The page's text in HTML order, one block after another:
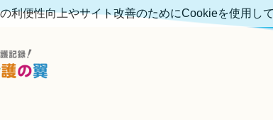
利便性向上やサイト改善のためにCookieを使用し